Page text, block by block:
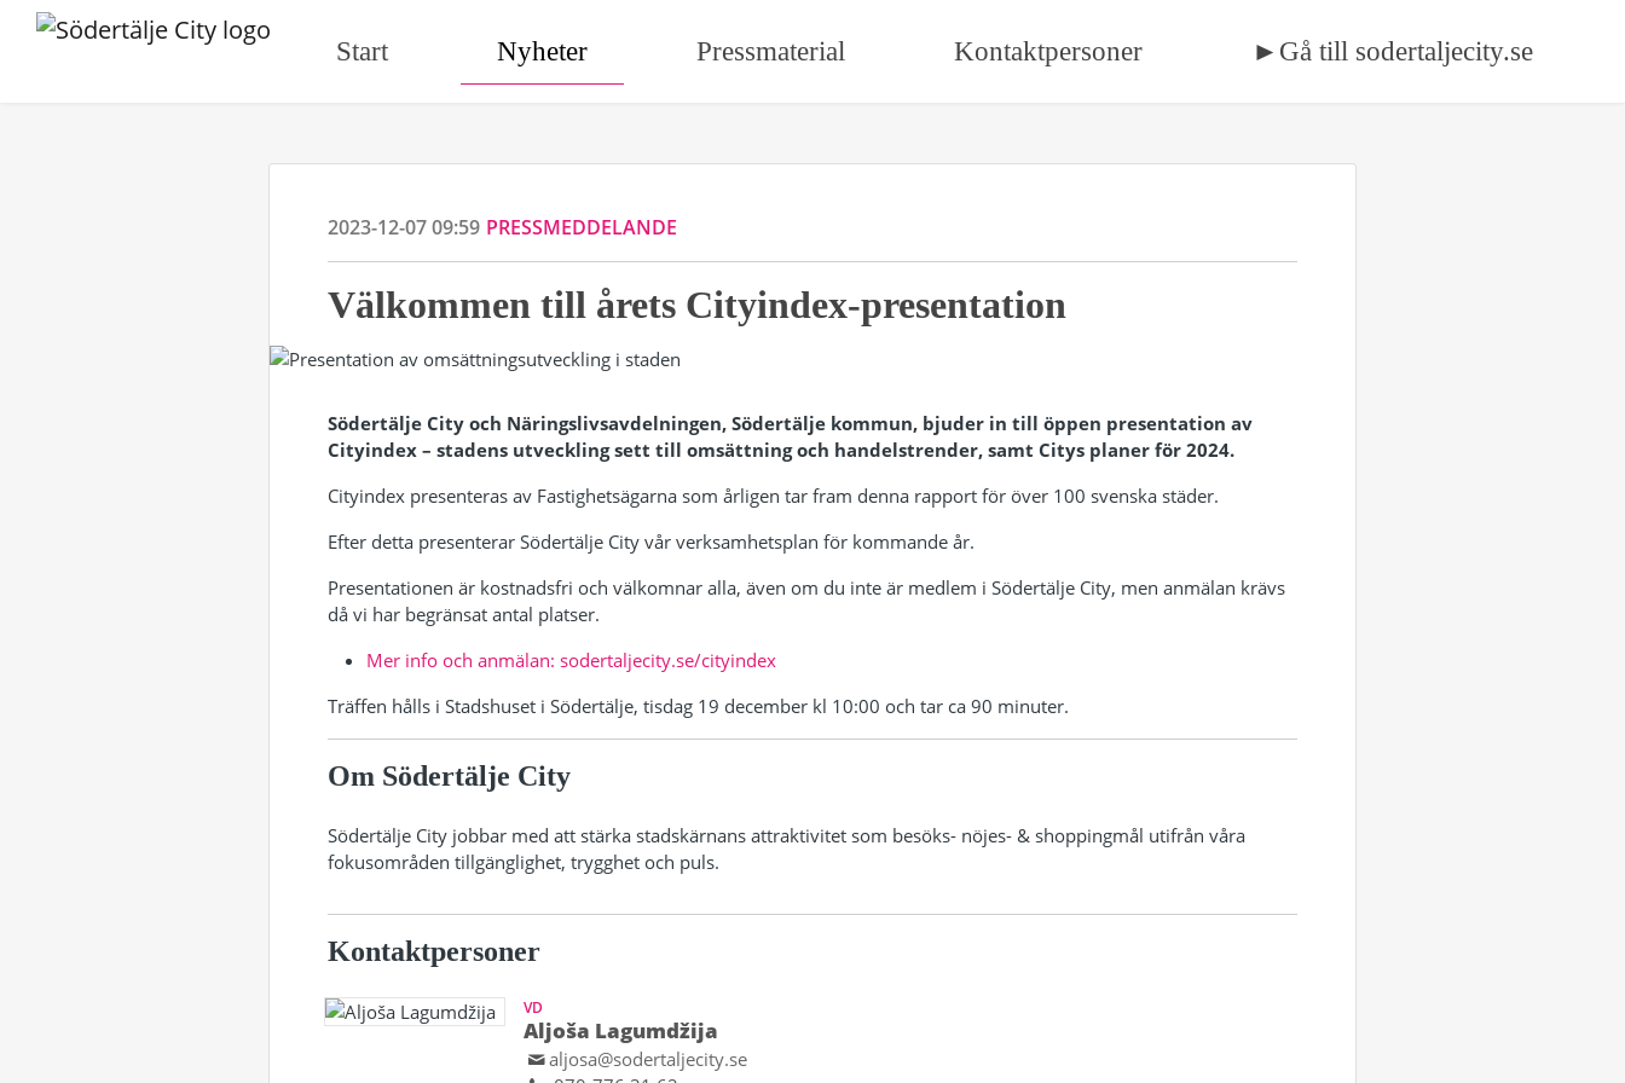
Start Nyheter Pressmaterial Kontaktpersoner ►Gå till sodertaljecity.se
2023-12-07 09:59 PRESSMEDDELANDE
Välkommen till årets Cityindex-presentation
Södertälje City och Näringslivsavdelningen, Södertälje kommun, bjuder in till öppen presentation av
Cityindex – stadens utveckling sett till omsättning och handelstrender, samt Citys planer för 2024.
Cityindex presenteras av Fastighetsägarna som årligen tar fram denna rapport för över 100 svenska städer.
Efter detta presenterar Södertälje City vår verksamhetsplan för kommande år.
Presentationen är kostnadsfri och välkomnar alla, även om du inte är medlem i Södertälje City, men anmälan krävs
då vi har begränsat antal platser.
Mer info och anmälan: sodertaljecity.se/cityindex
Träffen hålls i Stadshuset i Södertälje, tisdag 19 december kl 10:00 och tar ca 90 minuter.
Om Södertälje City
Södertälje City jobbar med att stärka stadskärnans attraktivitet som besöks- nöjes- & shoppingmål utifrån våra
fokusområden tillgänglighet, trygghet och puls.
Kontaktpersoner
VD
Aljoša Lagumdžija
aljosa@sodertaljecity.se